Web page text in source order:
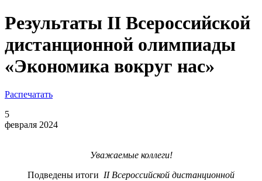
Результаты II Всероссийской
дистанционной олимпиады
«Экономика вокруг нас»
Распечатать
5
февраля 2024
Уважаемые коллеги!
Подведены итоги II Всероссийской дистанционной